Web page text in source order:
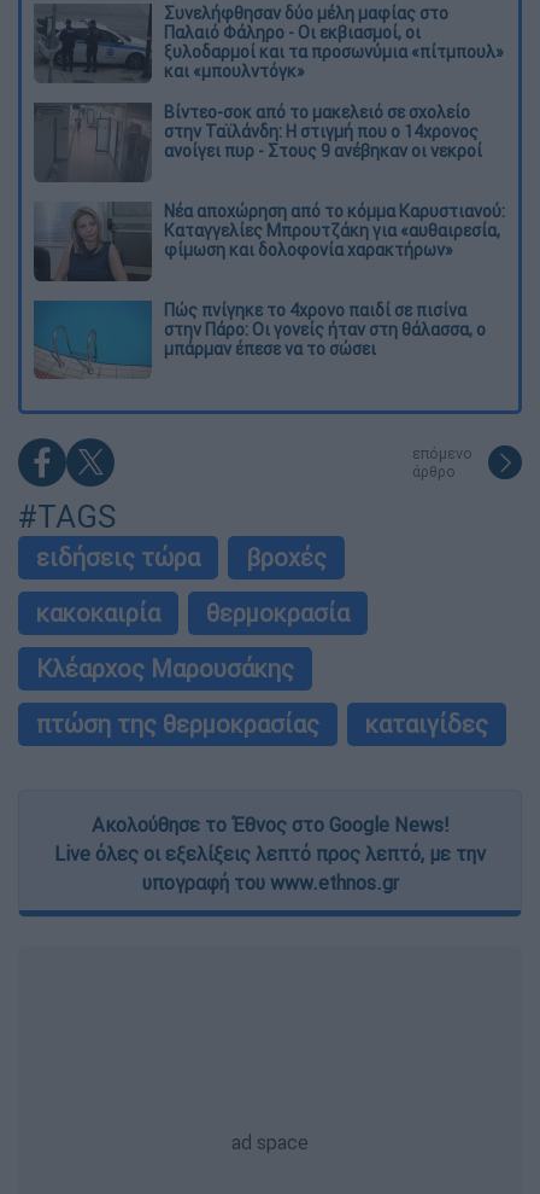
Συνελήφθησαν δύο μέλη μαφίας στο
Παλαιό Φάληρο - Οι εκβιασμοί, οι
ξυλοδαρμοί και τα προσωνύμια «πίτμπουλ»
και «μπουλντόγκ»
Βίντεο-σοκ από το μακελειό σε σχολείο
στην Ταϊλάνδη: Η στιγμή που ο 14χρονος
ανοίγει πυρ - Στους 9 ανέβηκαν οι νεκροί
Νέα αποχώρηση από το κόμμα Καρυστιανού:
Καταγγελίες Μπρουτζάκη για «αυθαιρεσία,
φίμωση και δολοφονία χαρακτήρων»
Πώς πνίγηκε το 4χρονο παιδί σε πισίνα
στην Πάρο: Οι γονείς ήταν στη θάλασσα, ο
μπάρμαν έπεσε να το σώσει
επόμενο
άρθρο
#TAGS
ειδήσεις τώρα
βροχές
κακοκαιρία
θερμοκρασία
Κλέαρχος Μαρουσάκης
πτώση της θερμοκρασίας
καταιγίδες
Ακολούθησε το Έθνος στο Google News!
Live όλες οι εξελίξεις λεπτό προς λεπτό, με την
υπογραφή του www.ethnos.gr